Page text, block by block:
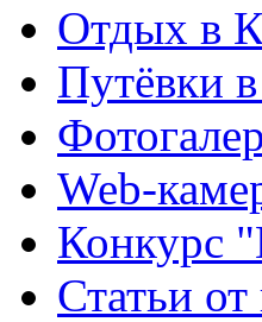
Отдых в
Путёвки
Web-
Конкурс
Статьи